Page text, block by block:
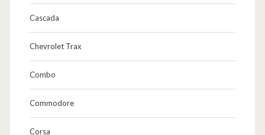
Cascada
Chevrolet Trax
Combo
Commodore
Corsa